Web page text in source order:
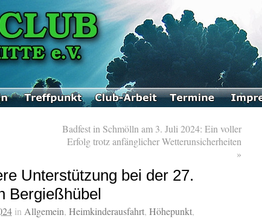
Badfest in Schmölln am 3. Juli 2024: Ein voller
Erfolg trotz anfänglicher Wetterunsicherheiten
»
Unterstützung bei der 27.
Bergießhübel
in Allgemein, Heimkinderausfahrt, Höhepunkt,